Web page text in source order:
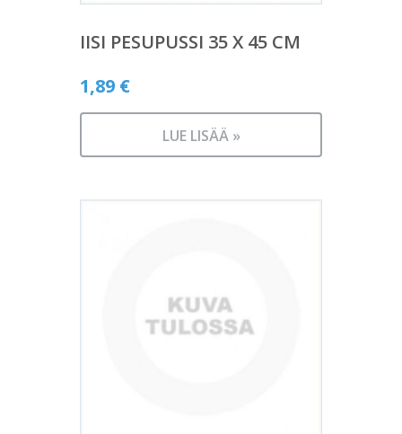
IISI PESUPUSSI 35 X 45 CM
1,89 €
LUE LISÄÄ »